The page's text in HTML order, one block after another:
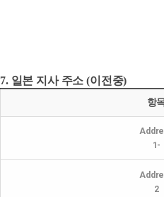
7. 일본 지사 주소 (이전중)
항
1-
2